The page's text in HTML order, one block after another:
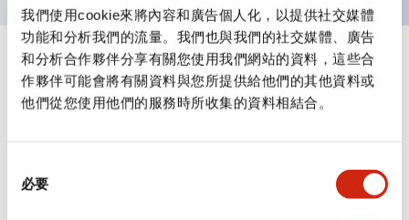
我們使用cookie來將內容和廣告個人化，以提供社交媒體
功能和分析我們的流量。我們也與我們的社交媒體、廣告
和分析合作夥伴分享有關您使用我們網站的資料，這些合
作夥伴可能會將有關資料與您所提供給他們的其他資料或
他們從您使用他們的服務時所收集的資料相結合。
必要
規格 顯示全部
審美規範